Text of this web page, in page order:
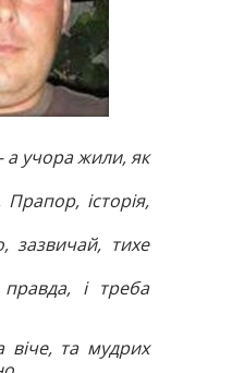
а учора жили, як
Прапор, історія,
зазвичай, тихе
і треба
віче, та мудрих